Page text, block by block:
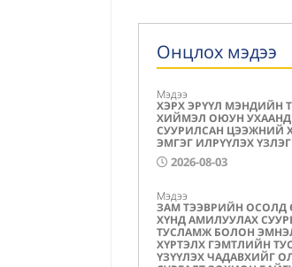
Онцлох мэдээ
Мэдээ
ХЭРХ ЭРҮҮЛ МЭНДИЙН
ХИЙМЭЛ ОЮУН УХААНД
СУУРИЛСАН ЦЭЭЖНИЙ
ЭМГЭГ ИЛРҮҮЛЭХ
2026-08-03
Мэдээ
ЗАМ ТЭЭВРИЙН ОСОЛД
ХҮНД АМИЛУУЛАХ
ТУСЛАМЖ БОЛОН
ХҮРТЭЛХ ГЭМТЛИЙН
ҮЗҮҮЛЭХ ЧАДАВХИЙГ